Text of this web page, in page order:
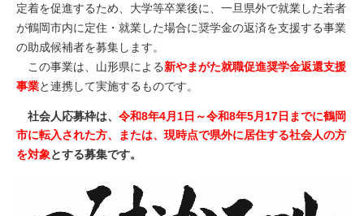
定着を促進するため、大学等卒業後に、一旦県外で就業した若者
が鶴岡市内に定住・就業した場合に奨学金の返済を支援する事業
の助成候補者を募集します。
この事業は、山形県による新やまがた就職促進奨学金返還支援
事業と連携して実施するものです。
社会人応募枠は、 令和8年4月1日～令和8年5月17日までに鶴岡
市に転入された方、または、 現時点で県外に居住する社会人の方
を対象とする募集です。